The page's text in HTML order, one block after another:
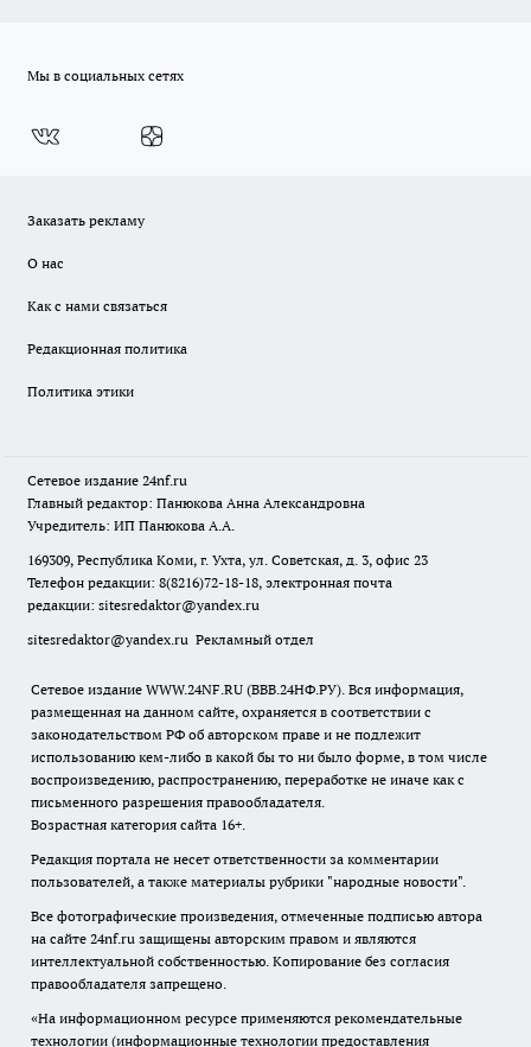
Мы в социальных сетях
Заказать рекламу
О нас
Как с нами связаться
Редакционная политика
Политика этики
Сетевое издание 24nf.ru
Главный редактор: Панюкова Анна Александровна
Учредитель: ИП Панюкова А.А.
169309, Республика Коми, г. Ухта, ул. Советская, д. 3, офис 23
Телефон редакции: 8(8216)72-18-18, электронная почта
редакции: sitesredaktor@yandex.ru
sitesredaktor@yandex.ru Рекламный отдел
Сетевое издание WWW.24NF.RU (ВВВ.24НФ.РУ). Вся информация,
размещенная на данном сайте, охраняется в соответствии с
законодательством РФ об авторском праве и не подлежит
использованию кем-либо в какой бы то ни было форме, в том числе
воспроизведению, распространению, переработке не иначе как с
письменного разрешения правообладателя.
Возрастная категория сайта 16+.
Редакция портала не несет ответственности за комментарии
пользователей, а также материалы рубрики "народные новости".
Все фотографические произведения, отмеченные подписью автора
на сайте 24nf.ru защищены авторским правом и являются
интеллектуальной собственностью. Копирование без согласия
правообладателя запрещено.
«На информационном ресурсе применяются рекомендательные
технологии (информационные технологии предоставления